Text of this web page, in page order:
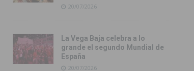
20/07/2026
La Vega Baja celebra a lo
grande el segundo Mundial de
España
20/07/2026